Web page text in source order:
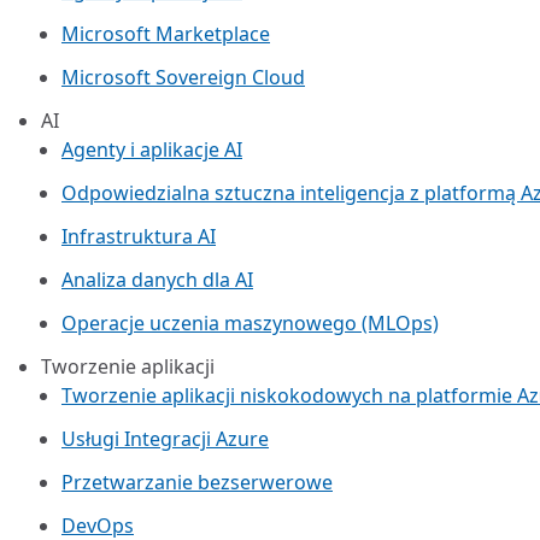
Microsoft Marketplace
Microsoft Sovereign Cloud
AI
Agenty i aplikacje AI
Odpowiedzialna sztuczna inteligencja z platformą
Infrastruktura AI
Analiza danych dla AI
Operacje uczenia maszynowego (MLOps)
Tworzenie aplikacji
Tworzenie aplikacji niskokodowych na platformie
Usługi Integracji Azure
Przetwarzanie bezserwerowe
DevOps